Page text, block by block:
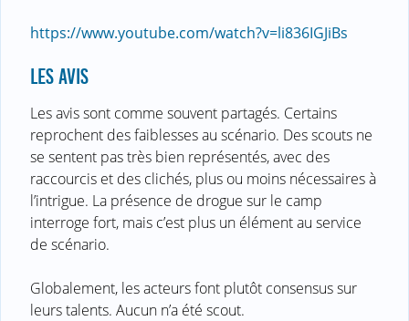
https://www.youtube.com/watch?v=li836IGJiBs
LES AVIS
Les avis sont comme souvent partagés. Certains
reprochent des faiblesses au scénario. Des scouts ne
se sentent pas très bien représentés, avec des
raccourcis et des clichés, plus ou moins nécessaires à
l’intrigue. La présence de drogue sur le camp
interroge fort, mais c’est plus un élément au service
de scénario.
Globalement, les acteurs font plutôt consensus sur
leurs talents. Aucun n’a été scout.